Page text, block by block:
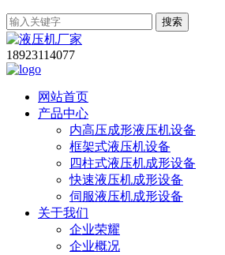
搜索
18923114077
网站首页
产品中心
内高压成形液压机设备
框架式液压机设备
四柱式液压机成形设备
快速液压机成形设备
伺服液压机成形设备
关于我们
企业荣耀
企业概况